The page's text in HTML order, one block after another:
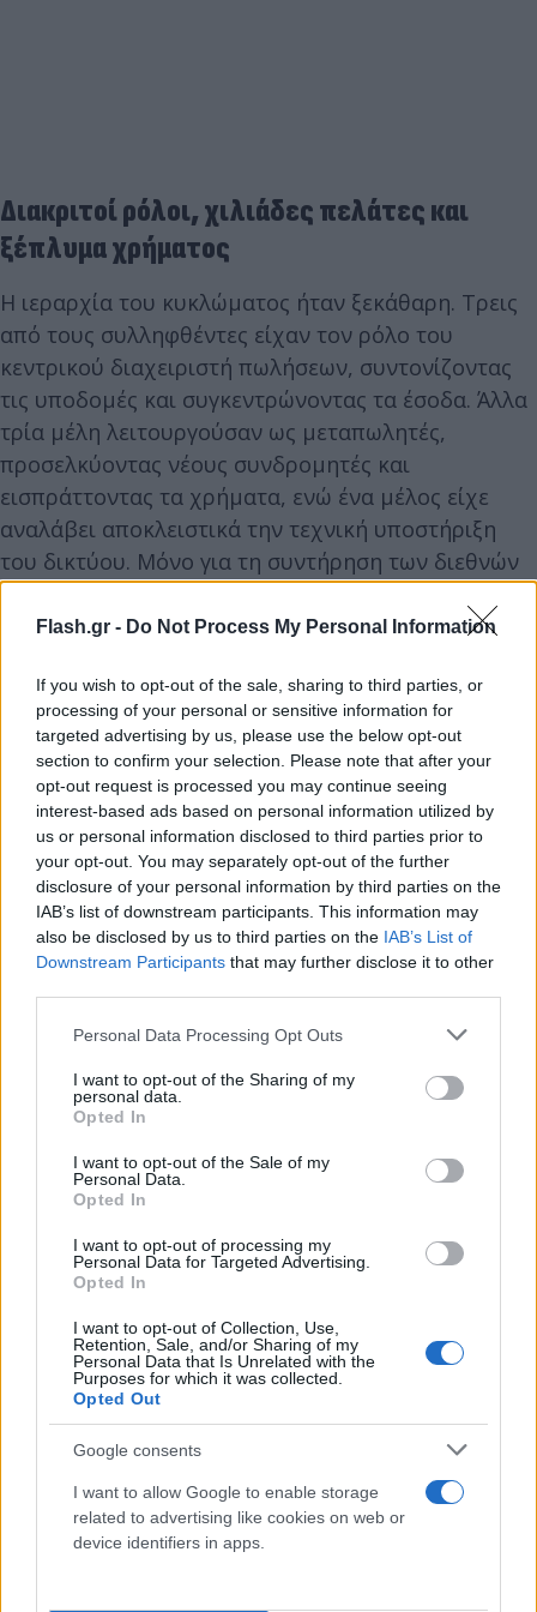
Flash.gr - Do Not Process My Personal Information
If you wish to opt-out of the sale, sharing to third parties, or
processing of your personal or sensitive information for
targeted advertising by us, please use the below opt-out
section to confirm your selection. Please note that after your
opt-out request is processed you may continue seeing
interest-based ads based on personal information utilized by
us or personal information disclosed to third parties prior to
your opt-out. You may separately opt-out of the further
disclosure of your personal information by third parties on the
IAB’s list of downstream participants. This information may
also be disclosed by us to third parties on the IAB’s List of
Downstream Participants that may further disclose it to other
Please note that this website/app uses one or more Google
not limited to your visit or usage behaviour. You may click to
grant or deny consent to Google and its third-party tags to
use your data for below specified purposes in below Google
consent section.
Personal Data Processing Opt Outs
I want to opt-out of the Sharing of my
personal data.
Opted In
I want to opt-out of the Sale of my
Personal Data.
Opted In
I want to opt-out of processing my
Personal Data for Targeted Advertising.
Opted In
I want to opt-out of Collection, Use,
Retention, Sale, and/or Sharing of my
Personal Data that Is Unrelated with the
Purposes for which it was collected.
Opted Out
Google consents
I want to allow Google to enable storage
related to advertising like cookies on web or
device identifiers in apps.
Διακριτοί ρόλοι, χιλιάδες πελάτες και
ξέπλυμα χρήματος
Η ιεραρχία του κυκλώματος ήταν ξεκάθαρη. Τρεις
από τους συλληφθέντες είχαν τον ρόλο του
κεντρικού διαχειριστή πωλήσεων, συντονίζοντας
τις υποδομές και συγκεντρώνοντας τα έσοδα. Άλλα
τρία μέλη λειτουργούσαν ως μεταπωλητές,
προσελκύοντας νέους συνδρομητές και
εισπράττοντας τα χρήματα, ενώ ένα μέλος είχε
αναλάβει αποκλειστικά την τεχνική υποστήριξη
του δικτύου. Μόνο για τη συντήρηση των διεθνών
servers, οι δράστες είχαν καταβάλει περισσότερα
από 280.000 ευρώ.
Κατά την περίοδο 2021-2025, η οργάνωση είχε
δημιουργήσει ενεργό πελατολόγιο τουλάχιστον
2.112 ατόμων, με τις συνδρομές να κυμαίνονται
από 10 έως 125 ευρώ. Τα επίσημα τραπεζικά έσοδα
που εντοπίστηκαν αγγίζουν τα 944.000 ευρώ, όμως
τα συνολικά κέρδη μαζί με τα μετρητά ξεπερνούν
το 1.000.000 ευρώ. Για να «ξεπλύνουν» τα μαύρα
κέρδη, οι κατηγορούμενοι:
Προέβαιναν σε συστηματική εξαγωγή
(σε 12 χώρες, όπως Λιθουανία, Μάλτα,
Ελβετία).
Χρησιμοποιούσαν ψηφιακά πορτοφόλια και
και IRIS.
Αγόραζαν πολυτελή οχήματα και
εξοφλούσαν άμεσα στεγαστικά δάνεια για
ακίνητα σε Αττική και Αγρίνιο.
Χρηματοδοτούσαν δαπάνες πολυτελούς
διαβίωσης και ακριβές διακοπές.
Οι ταυτόχρονες έφοδοι και το μέγεθος της
ζημιάς
Στις 16 Ιουνίου 2026, οργανώθηκε ευρείας κλίμακας
αστυνομική επιχείρηση σε Ηράκλειο, Αττική,
Διεύθυνσης Αντιμετώπισης Οργανωμένου